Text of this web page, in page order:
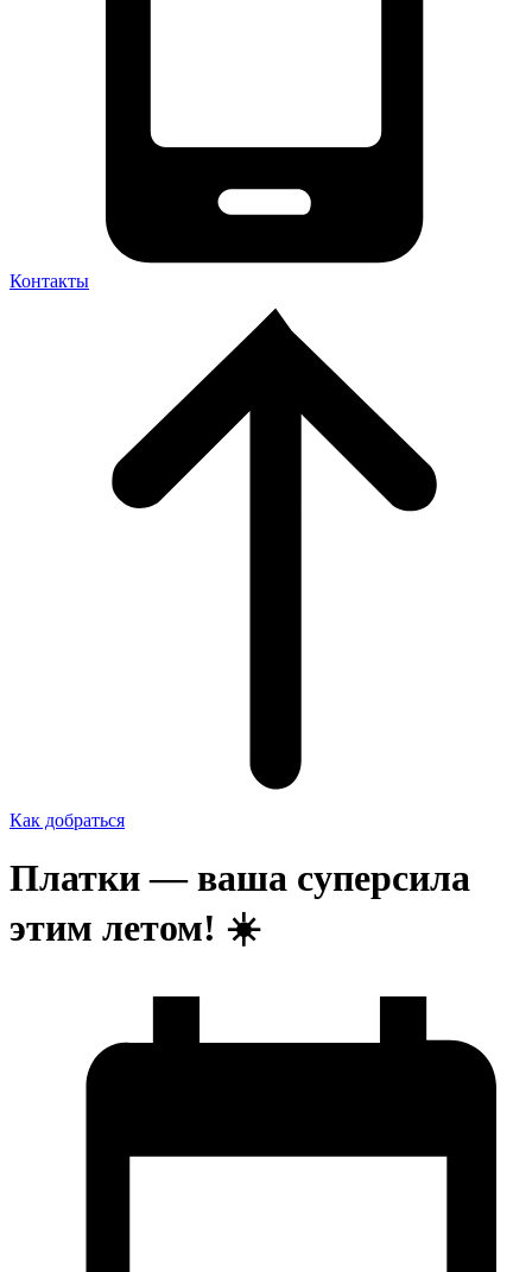
Контакты
Как добраться
Платки — ваша суперсила
этим летом! ☀️